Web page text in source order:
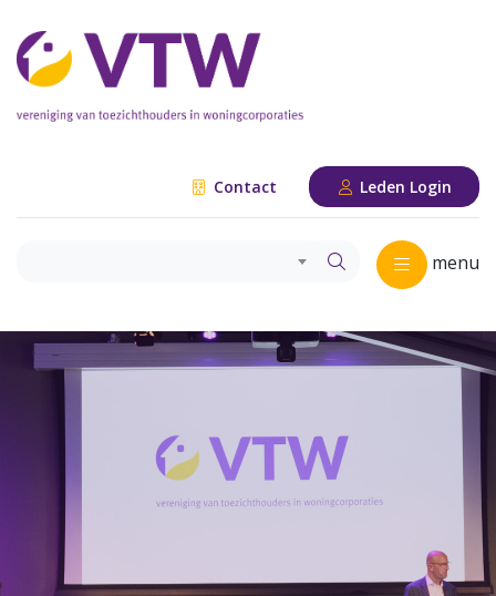
Contact Leden Login
menu